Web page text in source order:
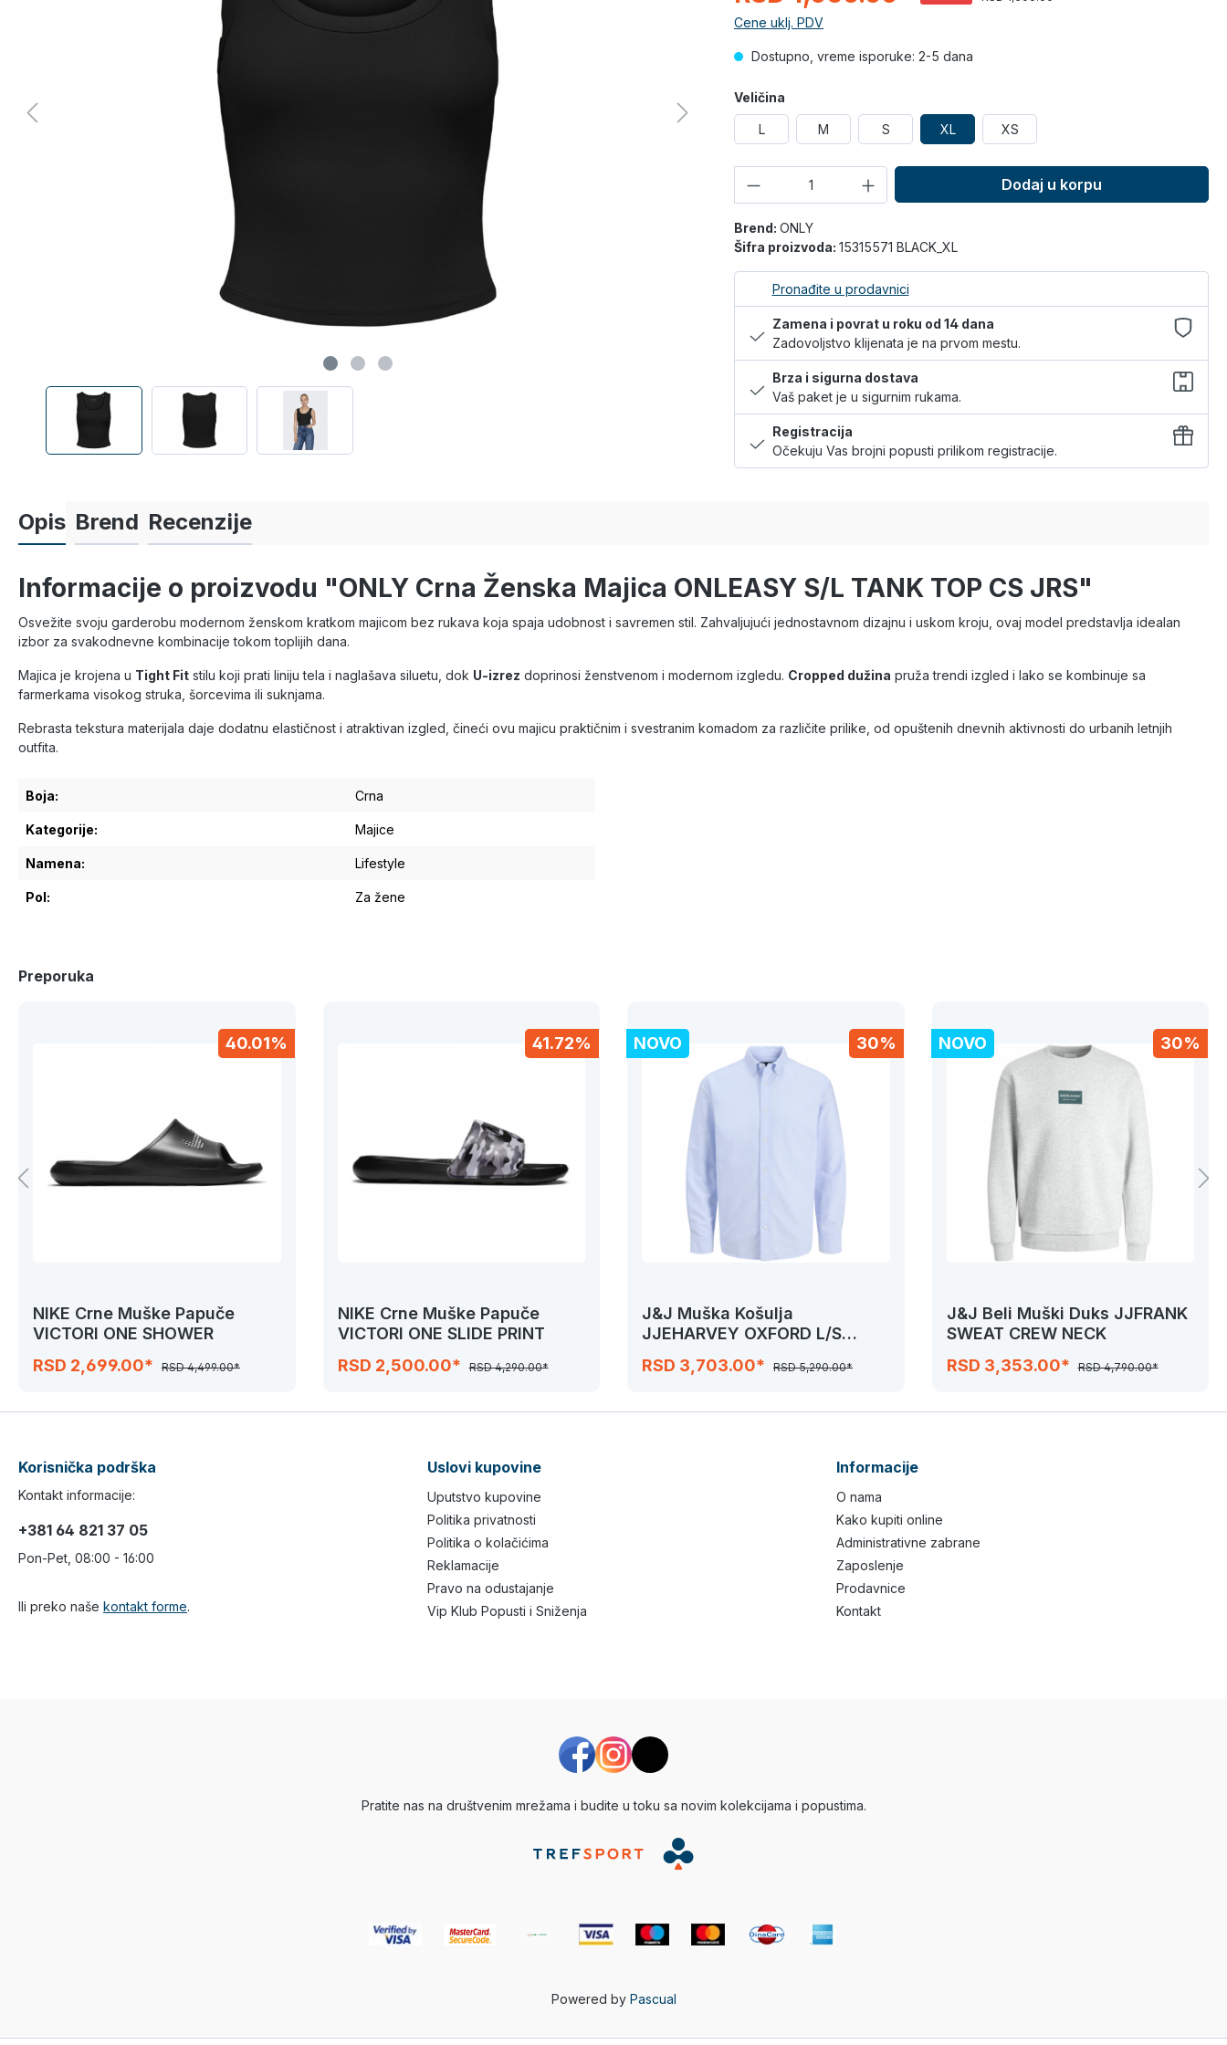
Cene uklj. PDV
Dostupno, vreme isporuke: 2-5 dana
Veličina
L M S XL XS
Dodaj u korpu
Brend: ONLY
Šifra proizvoda: 15315571 BLACK_XL
Pronađite u prodavnici
Zamena i povrat u roku od 14 dana
Zadovoljstvo klijenata je na prvom mestu.
Brza i sigurna dostava
Vaš paket je u sigurnim rukama.
Registracija
Očekuju Vas brojni popusti prilikom registracije.
Opis Brend Recenzije
Informacije o proizvodu "ONLY Crna Ženska Majica ONLEASY S/L TANK TOP CS JRS"
Osvežite svoju garderobu modernom ženskom kratkom majicom bez rukava koja spaja udobnost i savremen stil. Zahvaljujući jednostavnom dizajnu i uskom kroju, ovaj model predstavlja idealan
izbor za svakodnevne kombinacije tokom toplijih dana.
Majica je krojena u Tight Fit stilu koji prati liniju tela i naglašava siluetu, dok U-izrez doprinosi ženstvenom i modernom izgledu. Cropped dužina pruža trendi izgled i lako se kombinuje sa
farmerkama visokog struka, šorcevima ili suknjama.
Rebrasta tekstura materijala daje dodatnu elastičnost i atraktivan izgled, čineći ovu majicu praktičnim i svestranim komadom za različite prilike, od opuštenih dnevnih aktivnosti do urbanih letnjih
outfita.
Boja: Crna
Kategorije: Majice
Namena: Lifestyle
Pol: Za žene
Preporuka
40.01%
NIKE Crne Muške Papuče
VICTORI ONE SHOWER
RSD 2,699.00*
RSD 4,499.00*
41.72%
NIKE Crne Muške Papuče
VICTORI ONE SLIDE PRINT
RSD 2,500.00*
RSD 4,290.00*
30%
NOVO
J&J Muška Košulja
JJEHARVEY OXFORD L/S
RSD 3,703.00* RSD 5,290.00*
30%
NOVO
J&J Beli Muški Duks JJFRANK
SWEAT CREW NECK
RSD 3,353.00*
RSD 4,790.00*
Korisnička podrška
Kontakt informacije:
+381 64 821 37 05
Pon-Pet, 08:00 - 16:00
Ili preko naše kontakt forme.
Uslovi kupovine
Uputstvo kupovine
Politika privatnosti
Politika o kolačićima
Reklamacije
Pravo na odustajanje
Vip Klub Popusti i Sniženja
Informacije
O nama
Kako kupiti online
Administrativne zabrane
Zaposlenje
Prodavnice
Kontakt
Pratite nas na društvenim mrežama i budite u toku sa novim kolekcijama i popustima.
Powered by Pascual